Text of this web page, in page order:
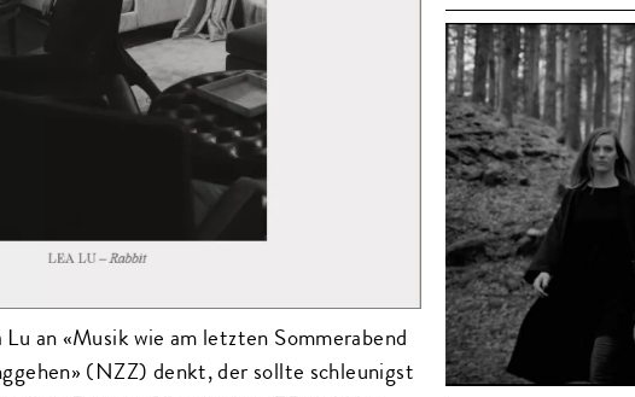
an «Musik wie am letzten Sommerabend
(NZZ) denkt, der sollte schleunigst